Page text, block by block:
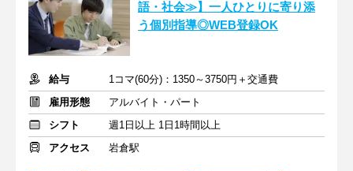
語・社会≫】一人ひとりに寄り添
う個別指導◎WEB登録OK
給与
1コマ(60分)：1350～3750円＋交通費
雇用形態
アルバイト・パート
シフト
週1日以上 1日1時間以上
アクセス
岩倉駅